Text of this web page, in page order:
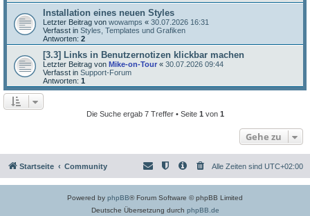
Installation eines neuen Styles
Letzter Beitrag von wowamps « 30.07.2026 16:31
Verfasst in Styles, Templates und Grafiken
Antworten: 2
[3.3] Links in Benutzernotizen klickbar machen
Letzter Beitrag von Mike-on-Tour « 30.07.2026 09:44
Verfasst in Support-Forum
Antworten: 1
Die Suche ergab 7 Treffer • Seite 1von 1
Gehe zu
Startseite Community Alle Zeiten sind UTC+02:00
Powered by phpBB® Forum Software © phpBB Limited
Deutsche Übersetzung durch phpBB.de